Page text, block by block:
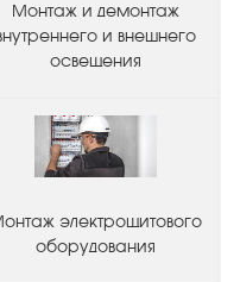
Монтаж и демонтаж
и внешнего
освещения
электрощитового
оборудования